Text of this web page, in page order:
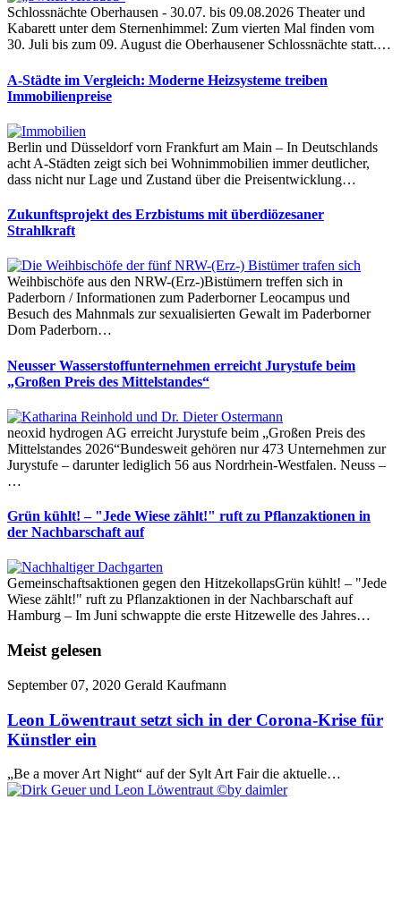
Schlossnächte Oberhausen - 30.07. bis 09.08.2026 Theater und
Kabarett unter dem Sternenhimmel: Zum vierten Mal finden vom
30. Juli bis zum 09. August die Oberhausener Schlossnächte statt.…
A-Städte im Vergleich: Moderne Heizsysteme treiben
Immobilienpreise
Berlin und Düsseldorf vorn Frankfurt am Main – In Deutschlands
acht A-Städten zeigt sich bei Wohnimmobilien immer deutlicher,
dass nicht nur Lage und Zustand über die Preisentwicklung…
Zukunftsprojekt des Erzbistums mit überdiözesaner
Strahlkraft
Weihbischöfe aus den NRW-(Erz-)Bistümern treffen sich in
Paderborn / Informationen zum Paderborner Leocampus und
Besuch des Mahnmals zur sexualisierten Gewalt im Paderborner
Dom Paderborn…
Neusser Wasserstoffunternehmen erreicht Jurystufe beim
„Großen Preis des Mittelstandes“
neoxid hydrogen AG erreicht Jurystufe beim „Großen Preis des
Mittelstandes 2026“Bundesweit gehören nur 473 Unternehmen zur
Jurystufe – darunter lediglich 56 aus Nordrhein-Westfalen. Neuss –
…
Grün kühlt! – "Jede Wiese zählt!" ruft zu Pflanzaktionen in
der Nachbarschaft auf
Gemeinschaftsaktionen gegen den HitzekollapsGrün kühlt! – "Jede
Wiese zählt!" ruft zu Pflanzaktionen in der Nachbarschaft auf
Hamburg – Im Juni schwappte die erste Hitzewelle des Jahres…
Meist gelesen
September 07, 2020 Gerald Kaufmann
Leon Löwentraut setzt sich in der Corona-Krise für
Künstler ein
„Be a mover Art Night“ auf der Sylt Art Fair die aktuelle…